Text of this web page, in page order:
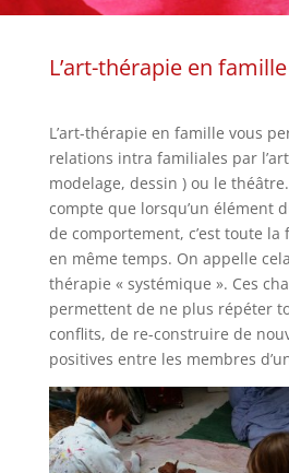
L’art-thérapie en famille
L’art-thérapie en famille vous
relations intra familiales par
modelage, dessin ) ou le
compte que lorsqu’un élément
de comportement, c’est toute
en même temps. On appelle cela
thérapie « systémique ». Ces
permettent de ne plus répéter
conflits, de re-construire de
positives entre les membres